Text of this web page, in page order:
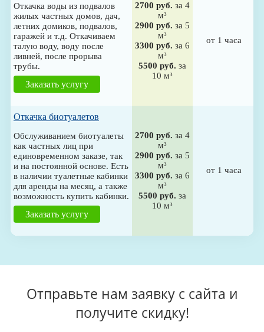
Откачка воды из подвалов
жилых частных домов, дач,
летних домиков, подвалов,
гаражей и т.д. Откачиваем
талую воду, воду после
ливней, после прорыва
трубы.
Заказать услугу
2700 руб. за 4
м³
2900 руб. за 5
м³
3300 руб. за 6
м³
5500 руб. за
10 м³
от 1 часа
Откачка биотуалетов
Обслуживанием биотуалеты
как частных лиц при
единовременном заказе, так
и на постоянной основе. Есть
в наличии туалетные кабинки
для аренды на месяц, а также
возможность купить кабинки.
Заказать услугу
2700 руб. за 4
м³
2900 руб. за 5
м³
3300 руб. за 6
м³
5500 руб. за
10 м³
от 1 часа
Отправьте нам заявку с сайта и
получите скидку!